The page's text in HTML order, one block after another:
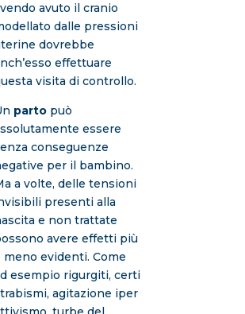
avuto il cranio
dalle pressioni
dovrebbe
effettuare
visita di controllo.
partopuò
essere
conseguenze
per il bambino.
a volte, delle tensioni
presenti alla
e non trattate
avere effetti più
meno evidenti. Come
esempio rigurgiti, certi
agitazione iper